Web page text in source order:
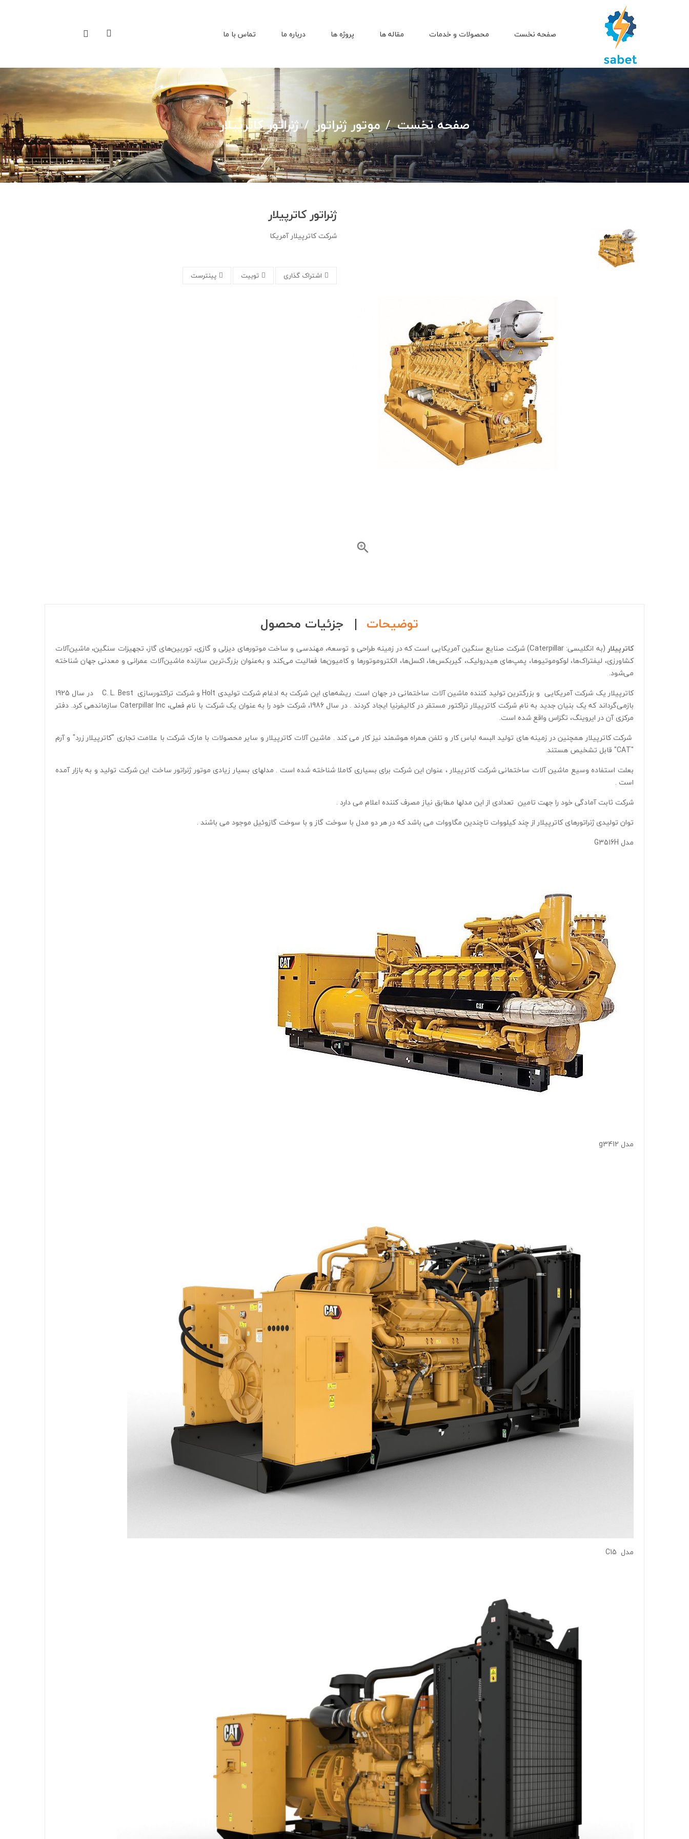
صفحه نخست محصولات و خدمات مقاله ها پروژه ها درباره ما تماس با ما
صفحه نخست موتور ژنراتور ژنراتور کاترپیلار

ژنراتور کاترپیلار
شرکت کاترپیلار آمریکا
اشتراک گذاری توییت پینترست
توضیحات جزئیات محصول
کاترپیلار(به انگلیسی:Caterpillar) شرکت صنایع سنگین آمریکایی است که در زمینه طراحی و توسعه، مهندسی و ساخت موتورهای دیزلی و گازی، توربین‌های گاز، تجهیزات سنگین، ماشین‌آلات
کشاورزی، لیفتراک‌ها، لوکوموتیوها، پمپ‌های هیدرولیک، گیربکس‌ها، اکسل‌ها، الکتروموتورها و کامیون‌ها فعالیت می‌کند و به‌عنوان بزرگ‌ترین سازنده ماشین‌آلات عمرانی و معدنی جهان شناخته
می‌شود.
کاترپیلار یک شرکت آمریکایی و بزرگترین تولید کننده ماشین آلات ساختمانی در جهان است. ریشه‌های این شرکت به ادغام شرکت تولیدی Holt و شرکت تراکتورسازی C. L. Best در سال 1925
بازمی‌گرداند که یک بنیان جدید به نام شرکت کاترپیلار تراکتور مستقر در کالیفرنیا ایجاد کردند . در سال 1986، شرکت خود را به عنوان یک شرکت با نام فعلی، Caterpillar Inc سازماندهی کرد. دفتر
مرکزی آن در ایروینگ، تگزاس واقع شده است.
شرکت کاترپیلار همچنین در زمینه های تولید البسه لباس کار و تلفن همراه هوشمند نیز کار می کند . ماشین آلات کاترپیلار و سایر محصولات با مارک شرکت با علامت تجاری "کاترپیلار زرد" و آرم
"CAT" قابل تشخیص هستند.
بعلت استفاده وسیع ماشین آلات ساختمانی شرکت کاترپیلار ، عنوان این شرکت برای بسیاری کاملا شناخته شده است . مدلهای بسیار زیادی موتور ژنراتور ساخت این شرکت تولید و به بازار آمده
است .
شرکت ثابت آمادگی خود را جهت تامین تعدادی از این مدلها مطابق نیاز مصرف کننده اعلام می دارد .
توان تولیدی ژنراتورهای کاترپیلار از چند کیلووات تاچندین مگاووات می باشد که در هر دو مدل با سوخت گاز و با سوخت گازوئیل موجود می باشند .
مدل G3516H
مدل g3412
مدل C15